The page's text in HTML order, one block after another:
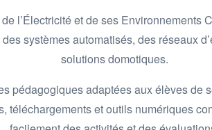
l’Électricité et de ses Environnements
systèmes automatisés, des réseaux
solutions domotiques.
pédagogiques adaptées aux élèves de
téléchargements et outils numériques